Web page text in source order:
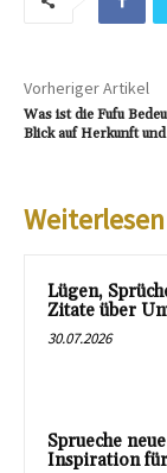
Vorheriger Artikel
Was ist die Fufu
Blick auf Herkunft
Weiterlesen
Lügen,
Zitate über
30.07.2026
Sprueche
Inspiration